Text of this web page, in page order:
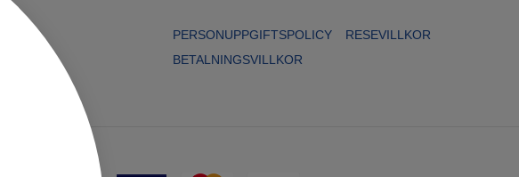
PERSONUPPGIFTSPOLICY
BETALNINGSVILLKOR
RESEVILLKOR